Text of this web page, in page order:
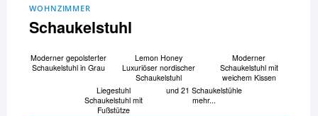
WOHNZIMMER
Schaukelstuhl
Moderner gepolsterter
Schaukelstuhl in Grau
Lemon Honey
Luxuriöser nordischer
Schaukelstuhl
Moderner
Schaukelstuhl mit
weichem Kissen
Liegestuhl
Schaukelstuhl mit
Fußstütze
und 21 Schaukelstühle
mehr...